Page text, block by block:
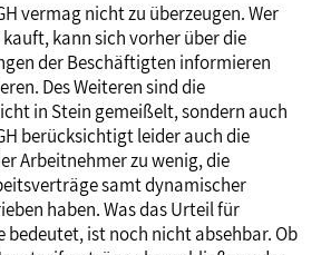
vermag nicht zu überzeugen. Wer
kann sich vorher über die
der Beschäftigten informieren
Des Weiteren sind die
in Stein gemeißelt, sondern auch
berücksichtigt leider auch die
Arbeitnehmer zu wenig, die
samt dynamischer
haben. Was das Urteil für
bedeutet, ist noch nicht absehbar. Ob